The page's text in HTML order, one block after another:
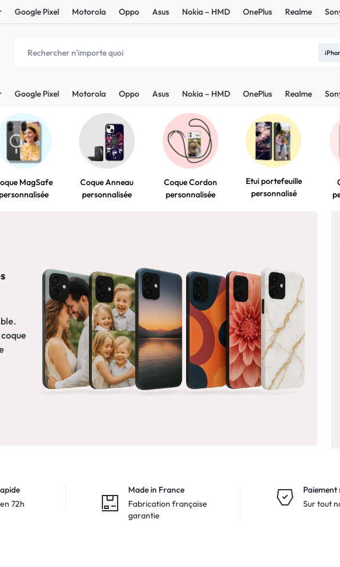
Google Pixel Motorola Oppo Asus Nokia – HMD OnePlus Realme
Google Pixel Motorola Oppo Asus Nokia – HMD OnePlus Realme
MagSafe
Coque Anneau
personnalisée
Coque Cordon
personnalisée
Etui portefeuille
personnalisé
72h
Made in France
Fabrication française
garantie
Paiement
Sur tout